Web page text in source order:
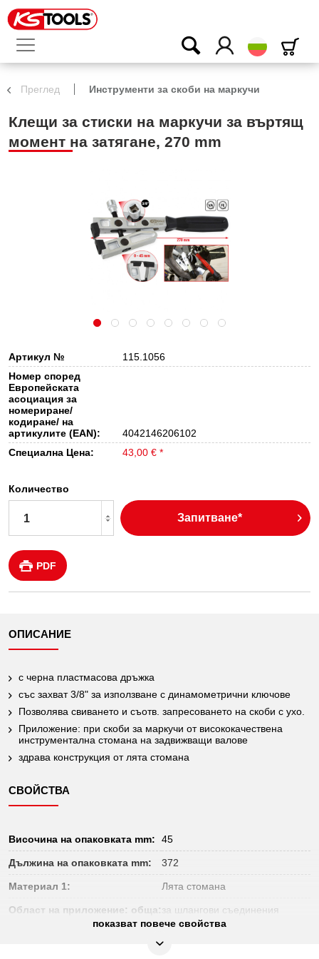
български
Преглед Инструменти за скоби на маркучи
Клещи за стиски на маркучи за въртящ
момент на затягане, 270 mm
Артикул №
115.1056
Номер според
Европейската
асоциация за
номериране/
кодиране/ на
артикулите (EAN):
4042146206102
Специална Цена:
43,00 € *
Количество
Запитване*
PDF
ОПИСАНИЕ
с черна пластмасова дръжка
със захват 3/8" за използване с динамометрични ключове
Позволява свиването и съотв. запресоването на скоби с ухо.
Приложение: при скоби за маркучи от висококачествена
инструментална стомана на задвижващи валове
здрава конструкция от лята стомана
СВОЙСТВА
Височина на опаковката mm: 45
Дължина на опаковката mm: 372
Материал 1: Лята стомана
Област на приложение: обща:за шлангови съединения
показват повече свойства